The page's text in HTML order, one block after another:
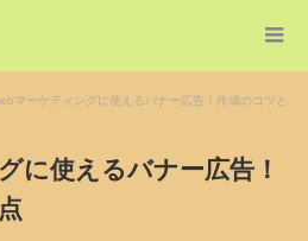
マーケティングに使えるバナー広告！作成のコツと
に使えるバナー広告！